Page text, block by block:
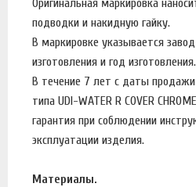
Оригинальная маркировка
подводки и накидную гайку.
В маркировке указывается
изготовления и год изготовления.
В течение 7 лет с даты
типа UDI-WATER R COVER
гарантия при соблюдении
эксплуатации изделия.
Материалы.